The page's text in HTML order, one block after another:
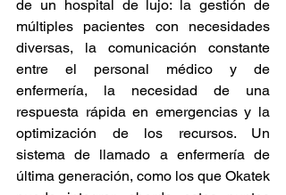
de un hospital de lujo: la gestión de
múltiples pacientes con necesidades
diversas, la comunicación constante
entre el personal médico y de
enfermería, la necesidad de una
respuesta rápida en emergencias y la
optimización de los recursos. Un
sistema de llamado a enfermería de
última generación, como los que Okatek